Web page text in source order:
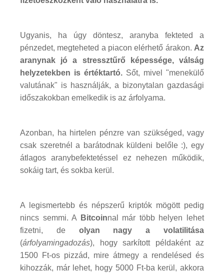
Ugyanis, ha úgy döntesz, aranyba fekteted a
pénzedet, megteheted a piacon elérhető árakon. Az
aranynak jó a stressztűrő képessége, válság
helyzetekben is értéktartó. Sőt, mivel "menekülő
valutának" is használják, a bizonytalan gazdasági
időszakokban emelkedik is az árfolyama.
Azonban, ha hirtelen pénzre van szükséged, vagy
csak szeretnél a barátodnak küldeni belőle :), egy
átlagos aranybefektetéssel ez nehezen működik,
sokáig tart, és sokba kerül.
A legismertebb és népszerű kriptók mögött pedig
nincs semmi. A
Bitcoinnal már több helyen lehet
fizetni, de olyan nagy a volatilitása
(árfolyamingadozás), hogy sarkított példaként az
1500 Ft-os pizzád, mire átmegy a rendelésed és
kihozzák, már lehet, hogy 5000 Ft-ba kerül, akkora